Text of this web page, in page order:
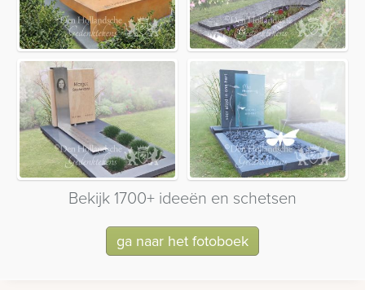
Bekijk 1700+ ideeën en schetsen
ga naar het fotoboek